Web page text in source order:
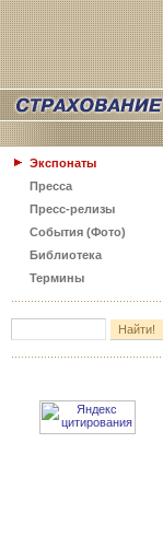
Экспонаты
Пресса
Пресс-релизы
События (Фото)
Библиотека
Термины